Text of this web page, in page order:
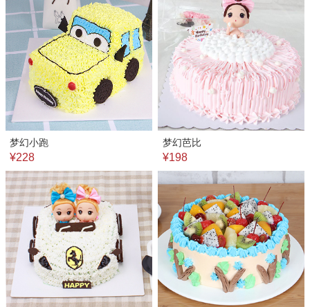
梦幻小跑
¥228
梦幻芭比
¥198